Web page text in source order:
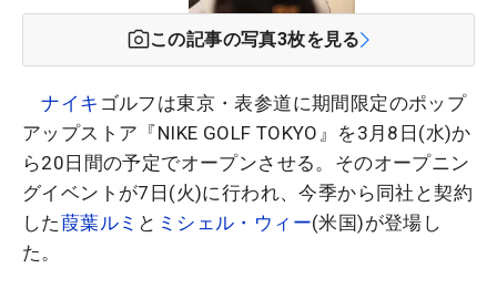
この記事の写真3枚を見る
ナイキ ゴルフは東京・表参道に期間限定のポップ
アップストア『NIKE GOLF TOKYO』を3月8日(水)か
ら20日間の予定でオープンさせる。そのオープニン
グイベントが7日(火)に行われ、今季から同社と契約
した葭葉ルミ と ミシェル・ウィー(米国)が登場し
た。